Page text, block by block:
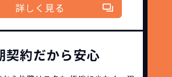
詳しく見る
契約だから安心
くご契約いただけます！
間だから安心！
短期リースでも安いんです！
定額料金で安心
金・ボーナス払い・諸経費・税